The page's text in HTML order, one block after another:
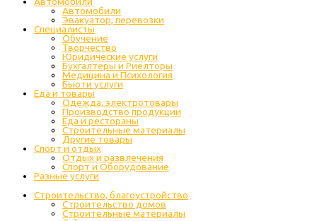
Автомобили
Эвакуатор, перевозки
Специалисты
Обучение
Творчество
Юридические услуги
Бухгалтеры и Риелторы
Медицина и Психология
Бьюти услуги
Еда и товары
Одежда, электротовары
Производство продукции
Еда и рестораны
Строительные материалы
Другие товары
Спорт и отдых
Отдых и развлечения
Спорт и Оборудование
Разные услуги
Строительство, благоустройство
Строительство домов
Строительные материалы